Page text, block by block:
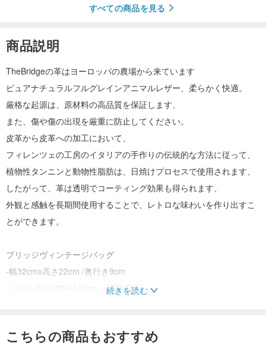
すべての商品を見る
商品説明
TheBridgeの革はヨーロッパの農場から来ています
ピュアナチュラルフルグレインアニマルレザー、柔らかく快適。
厳格な起源は、原材料の高品質を保証します、
また、傷や傷の出現を厳重に防止してください。
皮革から皮革への加工において、
フィレンツェの工房のイタリアの手作りの伝統的な方法に従って、
植物性タンニンと動物性脂肪は、日焼けプロセスで使用されます、
したがって、革は透明でコーティング効果も得られます、
外観と感触を長期間使用することで、レトロな味わいを作り出すこ
とができます。
ブリッジヴィンテージバッグ
-幅32cmx高さ22cm /奥行き9cm
-ショルダー108〜122cm（調節可能）
続きを読む
こちらの商品もおすすめ